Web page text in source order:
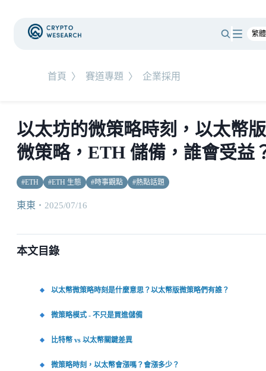
首頁 〉 賽道專題 〉 企業採用
以太坊的微策略時刻，以太幣版
微策略，ETH 儲備，誰會受益
#ETH #ETH 生態 #時事觀點 #熱點話題
東東 ・ 2025/07/16
本文目錄
以太幣微策略時刻是什麼意思？以太幣版微策略們有誰？
微策略模式 - 不只是買進儲備
比特幣 vs 以太幣關鍵差異
微策略時刻，以太幣會漲嗎？會漲多少？